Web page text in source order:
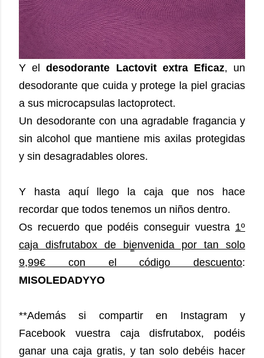
Y eldesodorante Lactovit extra Eficaz, un
desodorante que cuida y protege la piel gracias
a sus microcapsulas lactoprotect.
Un desodorante con una agradable fragancia y
sin alcohol que mantiene mis axilas protegidas
y sin desagradables olores.
Y hasta aquí llego la caja que nos hace
recordar que todos tenemos un niños dentro.
Os recuerdo que podéis conseguir vuestra 1º
caja disfrutabox de bienvenida por tan solo
9,99€ con el código descuento:
MISOLEDADYYO
**Además si compartir en Instagram y
Facebook vuestra caja disfrutabox, podéis
ganar una caja gratis, y tan solo debéis hacer